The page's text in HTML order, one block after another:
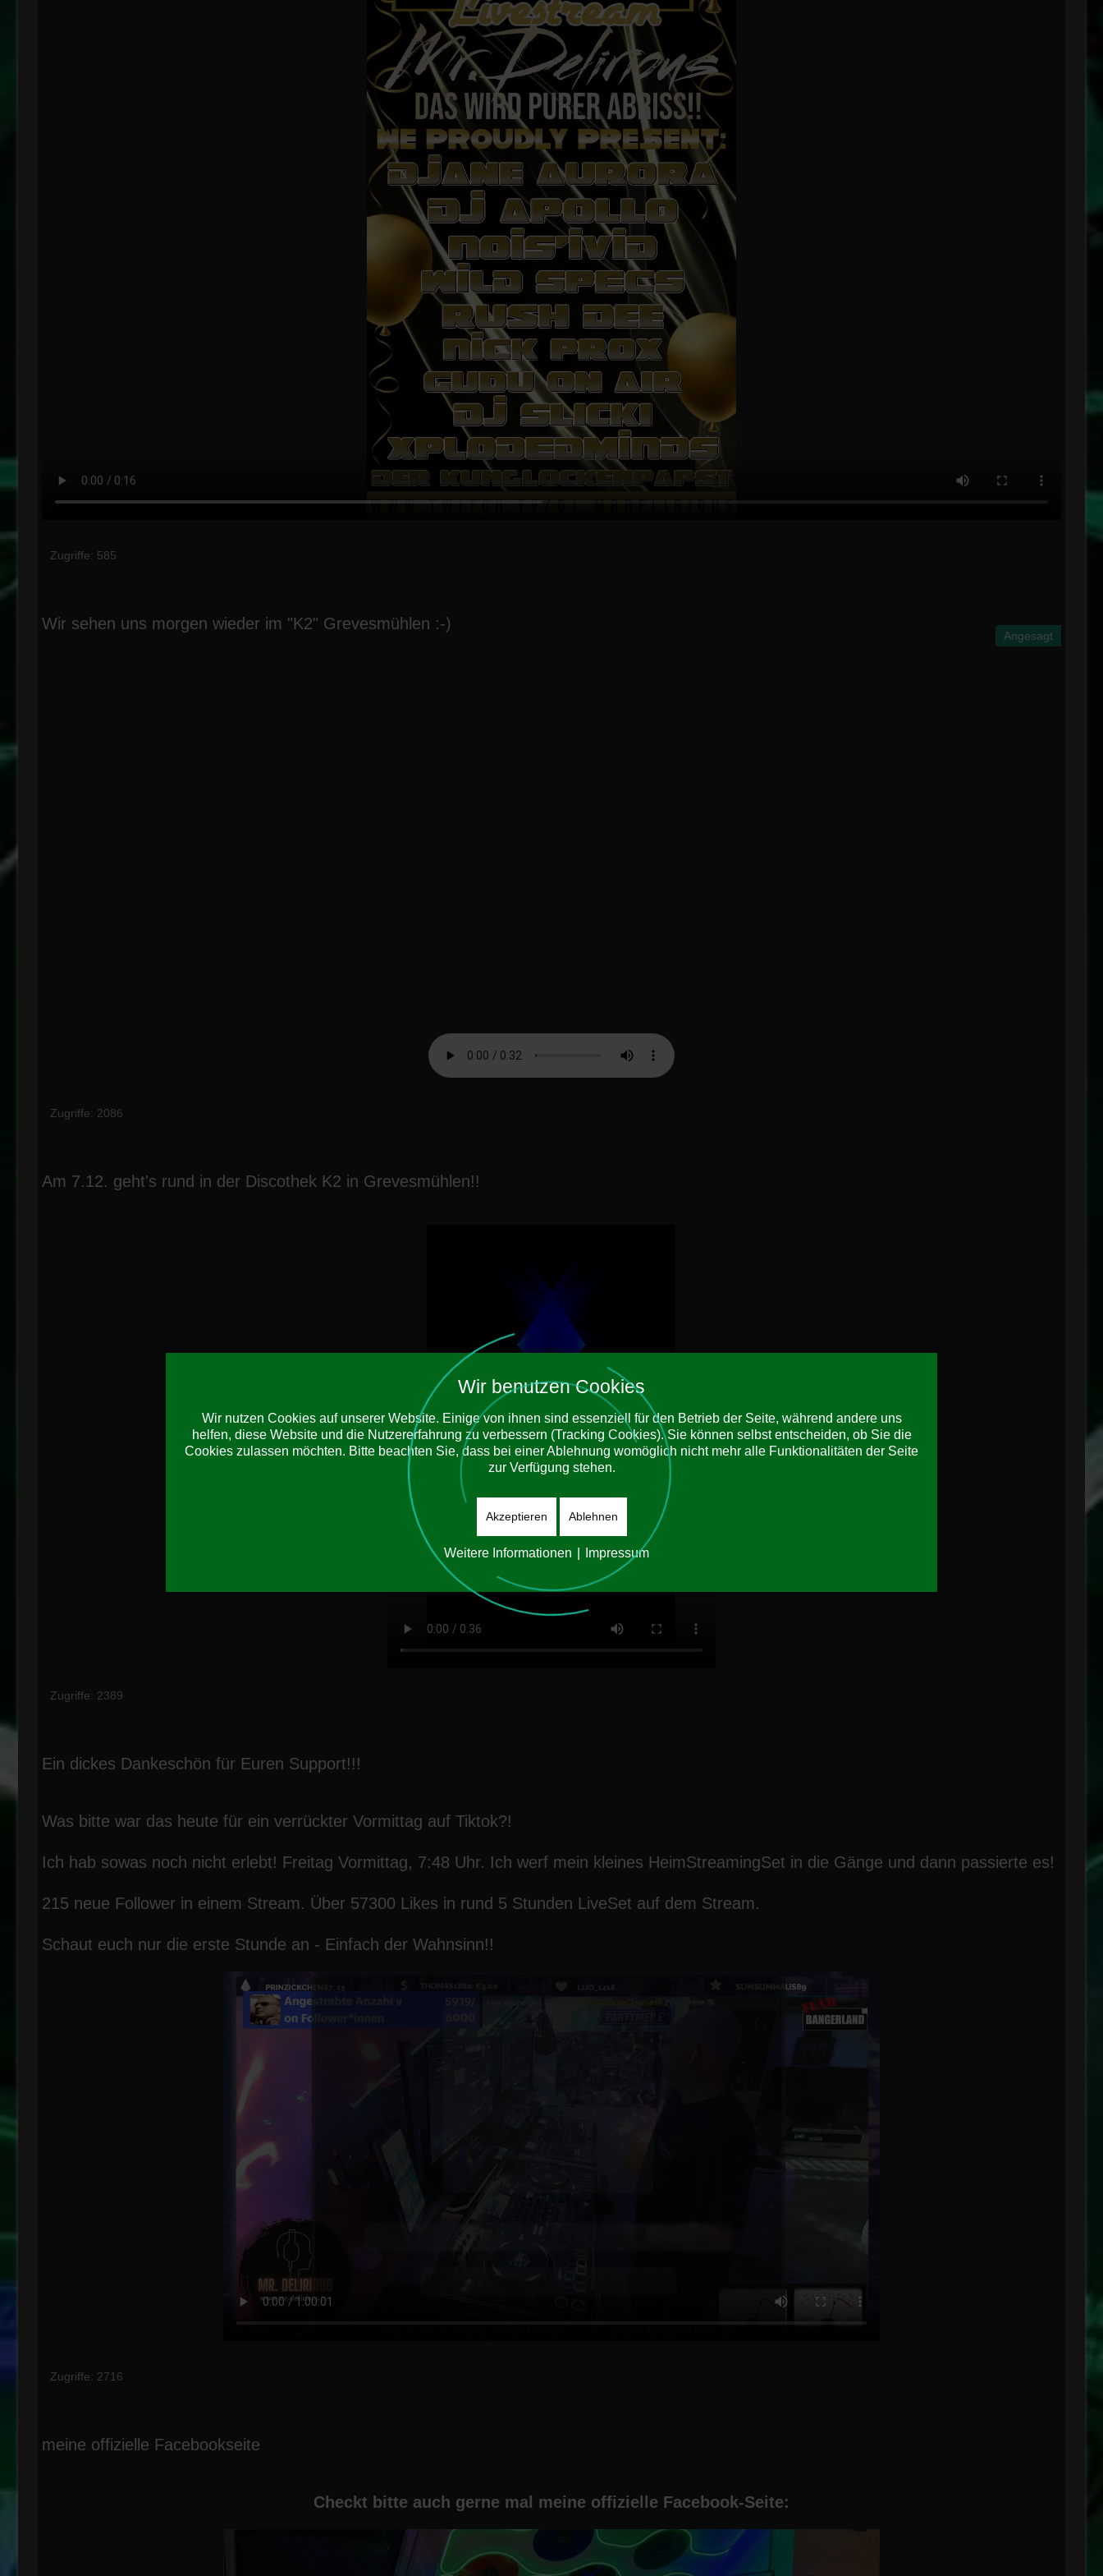
Zugriffe: 585
Angesagt
Wir sehen uns morgen wieder im "K2" Grevesmühlen :-)
Zugriffe: 2086
Am 7.12. geht's rund in der Discothek K2 in Grevesmühlen!!
Zugriffe: 2389
Ein dickes Dankeschön für Euren Support!!!
Was bitte war das heute für ein verrückter Vormittag auf Tiktok?!
Ich hab sowas noch nicht erlebt! Freitag Vormittag, 7:48 Uhr. Ich werf mein kleines HeimStreamingSet in die Gänge und dann passierte es!
215 neue Follower in einem Stream. Über 57300 Likes in rund 5 Stunden LiveSet auf dem Stream.
Schaut euch nur die erste Stunde an - Einfach der Wahnsinn!!
Zugriffe: 2716
meine offizielle Facebookseite
Checkt bitte auch gerne mal meine offizielle Facebook-Seite:
Wir benutzen Cookies
Wir nutzen Cookies auf unserer Website. Einige von ihnen sind essenziell für den Betrieb der Seite, während andere uns
helfen, diese Website und die Nutzererfahrung zu verbessern (Tracking Cookies). Sie können selbst entscheiden, ob Sie die
Cookies zulassen möchten. Bitte beachten Sie, dass bei einer Ablehnung womöglich nicht mehr alle Funktionalitäten der Seite
zur Verfügung stehen.
Akzeptieren Ablehnen
Weitere Informationen Impressum